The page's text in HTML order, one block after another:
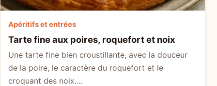
Apéritifs et entrées
Tarte fine aux poires, roquefort et noix
Une tarte fine bien croustillante, avec la douceur
de la poire, le caractère du roquefort et le
croquant des noix.…